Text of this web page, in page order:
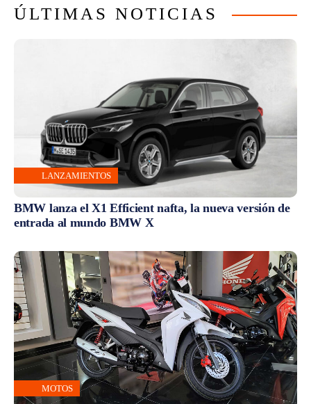
ÚLTIMAS NOTICIAS
LANZAMIENTOS
BMW lanza el X1 Efficient nafta, la nueva versión de
entrada al mundo BMW X
MOTOS